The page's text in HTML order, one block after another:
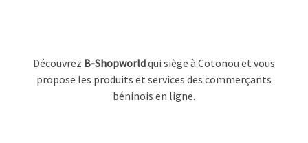
Découvrez B-Shopworldqui siège à Cotonou et vous
propose les produits et services des commerçants
béninois en ligne.